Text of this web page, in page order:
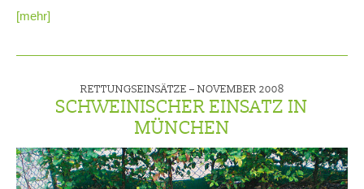
[mehr]
RETTUNGSEINSÄTZE – NOVEMBER 2008
SCHWEINISCHER EINSATZ IN
MÜNCHEN